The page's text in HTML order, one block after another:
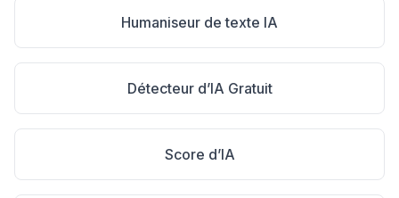
Humaniseur de texte IA
Détecteur d’IA Gratuit
Score d’IA